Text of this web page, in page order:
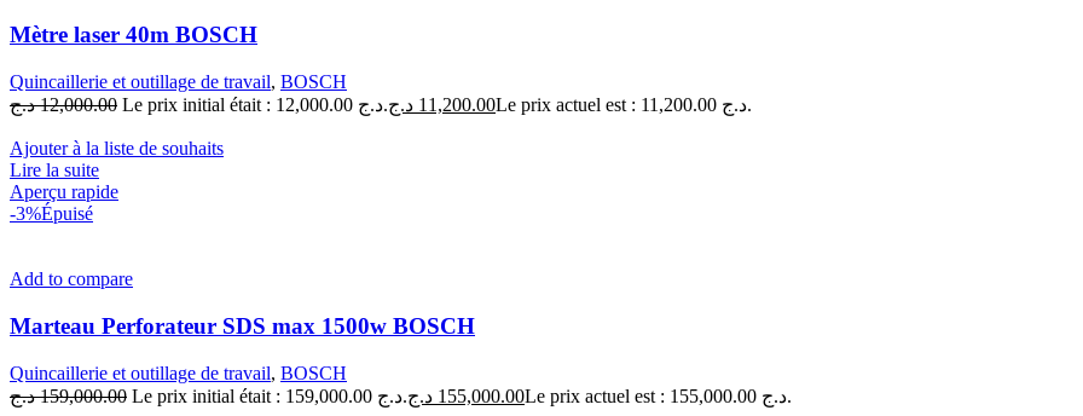
Mètre laser 40m BOSCH
Quincaillerie et outillage de travail, BOSCH
12,000.00 د.ج Le prix initial était : 12,000.00 د.ج. 11,200.00 د.ج Le prix actuel est : 11,200.00 د.ج.
Ajouter à la liste de souhaits
Lire la suite
Aperçu rapide
-3%Épuisé
Add to compare
Marteau Perforateur SDS max 1500w BOSCH
Quincaillerie et outillage de travail, BOSCH
159,000.00 د.ج Le prix initial était : 159,000.00 د.ج. 155,000.00 د.ج Le prix actuel est : 155,000.00 د.ج.